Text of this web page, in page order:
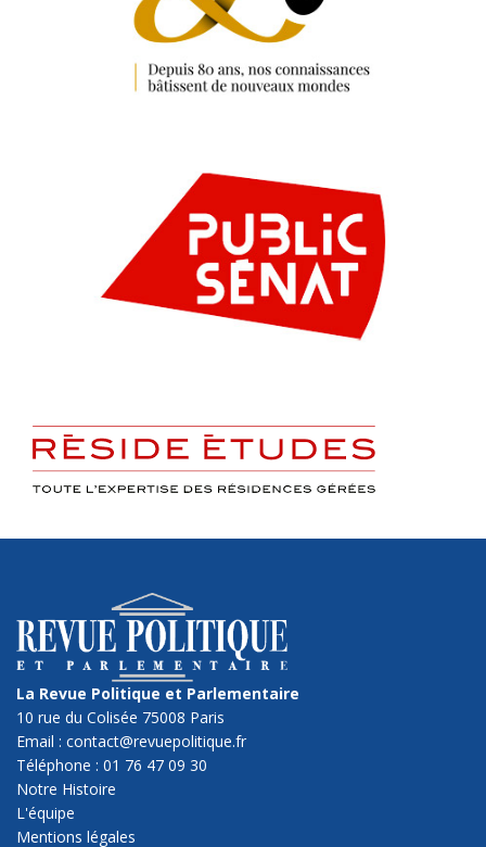
La Revue Politique et Parlementaire
10 rue du Colisée 75008 Paris
Email : contact@revuepolitique.fr
Téléphone : 01 76 47 09 30
Notre Histoire
L'équipe
Mentions légales